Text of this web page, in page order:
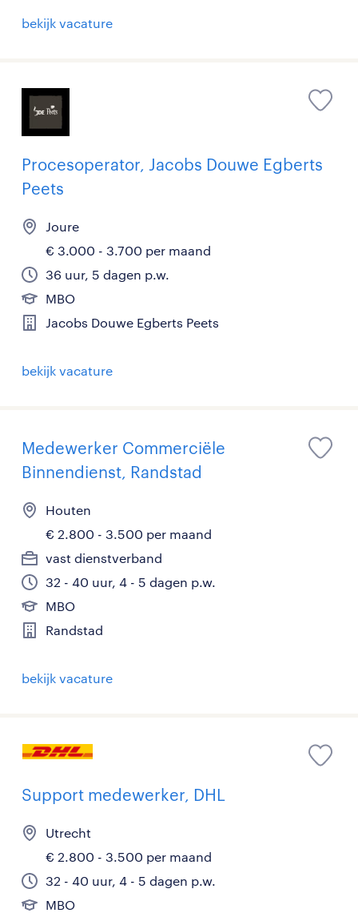
bekijk vacature
Procesoperator, Jacobs Douwe Egberts
Peets
Joure
€ 3.000 - 3.700 per maand
36 uur, 5 dagen p.w.
MBO
Jacobs Douwe Egberts Peets
bekijk vacature
Medewerker Commerciële
Binnendienst, Randstad
Houten
€ 2.800 - 3.500 per maand
vast dienstverband
32 - 40 uur, 4 - 5 dagen p.w.
MBO
Randstad
bekijk vacature
Support medewerker, DHL
Utrecht
€ 2.800 - 3.500 per maand
32 - 40 uur, 4 - 5 dagen p.w.
MBO